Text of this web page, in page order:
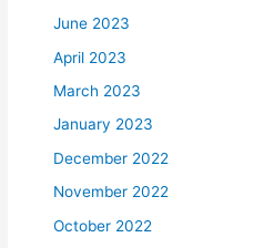
June 2023
April 2023
March 2023
January 2023
December 2022
November 2022
October 2022